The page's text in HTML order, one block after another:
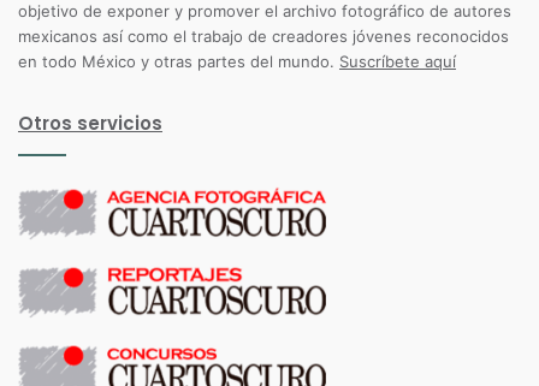
objetivo de exponer y promover el archivo fotográfico de autores
mexicanos así como el trabajo de creadores jóvenes reconocidos
en todo México y otras partes del mundo. Suscríbete aquí
Otros servicios